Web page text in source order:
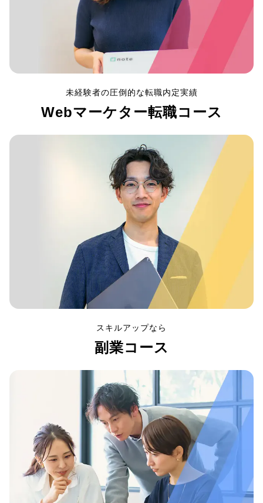
未経験者の圧倒的な転職内定実績
Webマーケター転職コース
スキルアップなら
副業コース